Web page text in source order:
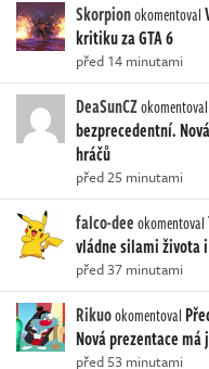
Skorpionokomentoval
kritiku za GTA 6
před 14 minutami
DeaSunCZokomentoval
bezprecedentní.
hráčů
před 25 minutami
falco-deeokomentoval
vládne silami života
před 37 minutami
Rikuookomentoval
Nová prezentace
před 53 minutami